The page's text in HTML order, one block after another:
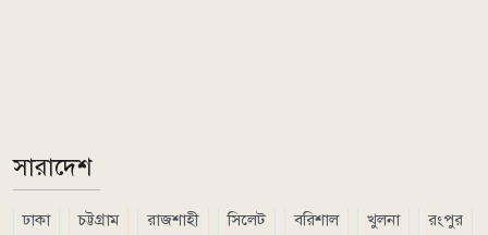
সারাদেশ
ঢাকা চট্টগ্রাম রাজশাহী সিলেট বরিশাল খুলনা রংপুর